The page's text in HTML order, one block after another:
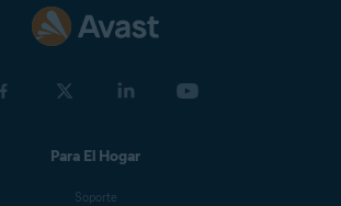
Para El Hogar
Soporte